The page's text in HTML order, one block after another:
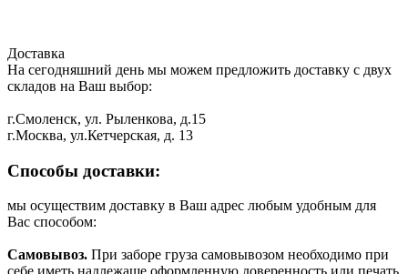
Доставка
На сегодняшний день мы можем предложить доставку с двух
складов на Ваш выбор:
г.Смоленск, ул. Рыленкова, д.15
г.Москва, ул.Кетчерская, д. 13
Способы доставки:
мы осуществим доставку в Ваш адрес любым удобным для
Вас способом:
Самовывоз. При заборе груза самовывозом необходимо при